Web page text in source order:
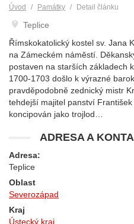
Úvod Památky Detail článku
Teplice
Římskokatolický kostel sv. Jana
na Zámeckém náměstí.
postaven na starších základech
1700-1703 došlo k výrazné
pravděpodobně zednický mistr
tehdejší majitel panství
koncipován jako trojlod…
ADRESA A
Adresa:
Teplice
Oblast
Severozápad
Kraj
Ústecký kraj